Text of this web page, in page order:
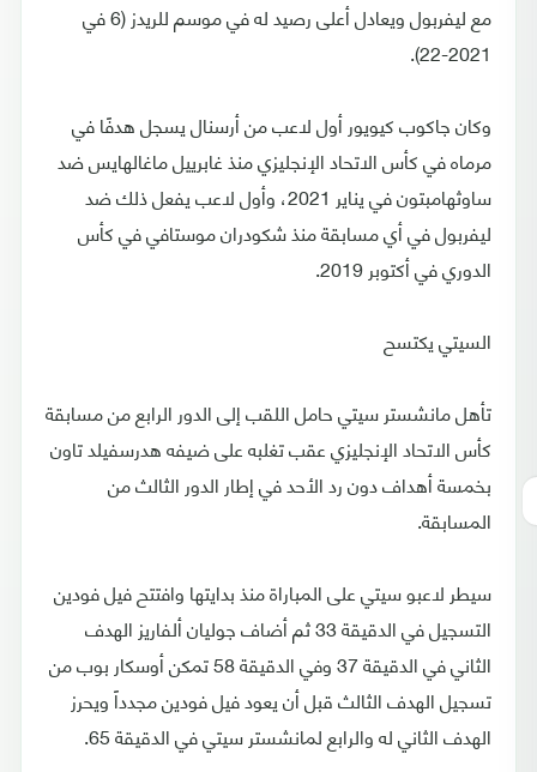
مع ليفربول ويعادل أعلى رصيد له في موسم للريدز (6 في
2021-22).
وكان جاكوب كيويور أول لاعب من أرسنال يسجل هدفًا في
مرماه في كأس الاتحاد الإنجليزي منذ غابرييل ماغالهايس ضد
ساوثهامبتون في يناير 2021، وأول لاعب يفعل ذلك ضد
ليفربول في أي مسابقة منذ شكودران موستافي في كأس
الدوري في أكتوبر 2019.
السيتي يكتسح
تأهل مانشستر سيتي حامل اللقب إلى الدور الرابع من مسابقة
كأس الاتحاد الإنجليزي عقب تغلبه على ضيفه هدرسفيلد تاون
بخمسة أهداف دون رد الأحد في إطار الدور الثالث من
المسابقة.
سيطر لاعبو سيتي على المباراة منذ بدايتها وافتتح فيل فودين
التسجيل في الدقيقة 33 ثم أضاف جوليان ألفاريز الهدف
الثاني في الدقيقة 37 وفي الدقيقة 58 تمكن أوسكار بوب من
تسجيل الهدف الثالث قبل أن يعود فيل فودين مجدداً ويحرز
الهدف الثاني له والرابع لمانشستر سيتي في الدقيقة 65.